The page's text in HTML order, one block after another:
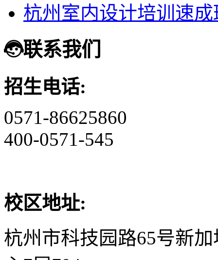
杭州室内设计培训速成
联系我们
招生电话:
0571-86625860
400-0571-545
校区地址:
杭州市科技园路65号新